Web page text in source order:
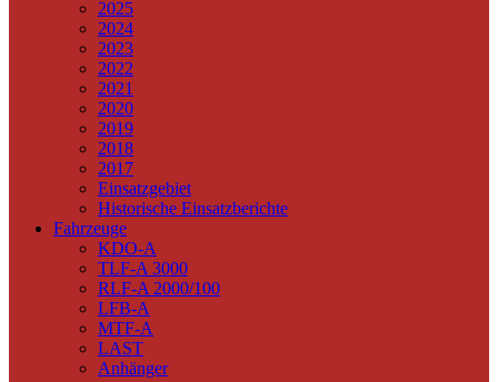
2025
2024
2023
2022
2021
2020
2019
2018
2017
Einsatzgebiet
Historische Einsatzberichte
Fahrzeuge
KDO-A
TLF-A 3000
RLF-A 2000/100
LFB-A
MTF-A
LAST
Anhänger